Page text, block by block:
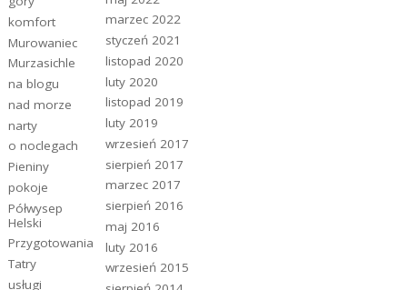
komfort
Murowaniec
Murzasichle
na blogu
nad morze
narty
o noclegach
Pieniny
pokoje
Półwysep
Helski
Przygotowania
Tatry
usługi
marzec 2022
styczeń 2021
listopad 2020
luty 2020
listopad 2019
luty 2019
wrzesień 2017
sierpień 2017
marzec 2017
sierpień 2016
maj 2016
luty 2016
wrzesień 2015